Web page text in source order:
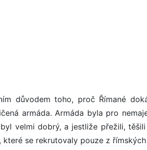
důvodem toho, proč Římané
armáda. Armáda byla pro
velmi dobrý, a jestliže přežili,
které se rekrutovaly pouze z